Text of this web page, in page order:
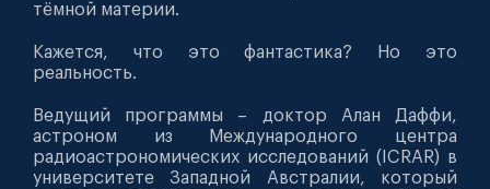
тёмной материи.
Кажется, что это фантастика? Но это
реальность.
Ведущий программы – доктор Алан Даффи,
астроном из Международного центра
радиоастрономических исследований (ICRAR) в
университете Западной Австралии, который